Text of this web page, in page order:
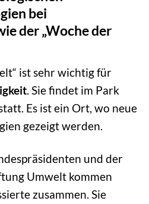
bei
der „Woche der
ist sehr wichtig für
. Sie findet im Park
Es ist ein Ort, wo neue
gezeigt werden.
und der
Umwelt kommen
zusammen. Sie